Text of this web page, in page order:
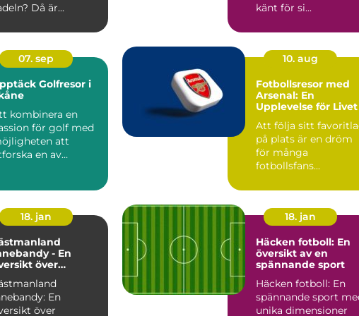
Då är...
känt för si...
07. sep
Golfresor i
kombinera en
för golf med
att
en av
10. aug
Fotbollsresor med
Arsenal: En
Upplevelse för Livet
Att följa sitt
på plats är en dröm
för många
fotbollsfans...
18. jan
- En
över
En
över
18. jan
Häcken fotboll: En
översikt av en
spännande sport
Häcken fotboll: En
spännande sport
unika dimensioner